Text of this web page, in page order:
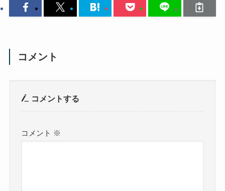
コメント
コメントする
コメント ※